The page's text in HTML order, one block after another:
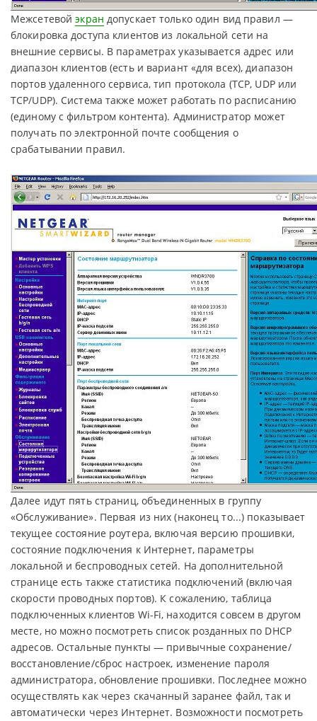
Межсетевойэкран допускает только один вид правил —
блокировка доступа клиентов из локальной сети на
внешние сервисы. В параметрах указывается адрес или
диапазон клиентов (есть и вариант «для всех), диапазон
портов удаленного сервиса, тип протокола (TCP, UDP или
TCP/UDP). Система также может работать по расписанию
(единому с фильтром контента). Администратор может
получать по электронной почте сообщения о
срабатывании правил.
Далее идут пять страниц, объединенных в группу
«Обслуживание». Первая из них (наконец то...) показывает
текущее состояние роутера, включая версию прошивки,
состояние подключения к Интернет, параметры
локальной и беспроводных сетей. На дополнительной
странице есть также статистика подключений (включая
скорости проводных портов). К сожалению, таблица
подключенных клиентов Wi-Fi, находится совсем в другом
месте, но можно посмотреть список розданных по DHCP
адресов. Остальные пункты — привычные сохранение/
восстановление/сброс настроек, изменение пароля
администратора, обновление прошивки. Последнее можно
осуществлять как через скачанный заранее файл, так и
автоматически через Интернет. Возможности посмотреть